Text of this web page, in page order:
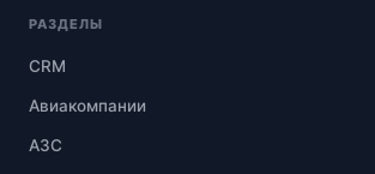
РАЗДЕЛЫ
CRM
Авиакомпании
АЗС